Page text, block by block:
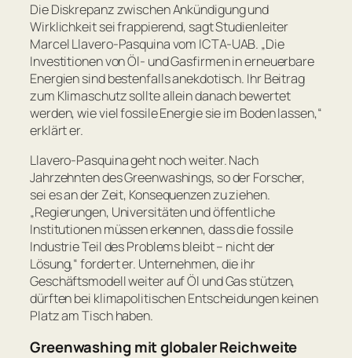
Die Diskrepanz zwischen Ankündigung und
Wirklichkeit sei frappierend, sagt Studienleiter
Marcel Llavero-Pasquina vom ICTA-UAB. „Die
Investitionen von Öl- und Gasfirmen in erneuerbare
Energien sind bestenfalls anekdotisch. Ihr Beitrag
zum Klimaschutz sollte allein danach bewertet
werden, wie viel fossile Energie sie im Boden lassen,“
erklärt er.
Llavero-Pasquina geht noch weiter. Nach
Jahrzehnten des Greenwashings, so der Forscher,
sei es an der Zeit, Konsequenzen zu ziehen.
„Regierungen, Universitäten und öffentliche
Institutionen müssen erkennen, dass die fossile
Industrie Teil des Problems bleibt – nicht der
Lösung,“fordert er. Unternehmen, die ihr
Geschäftsmodell weiter auf Öl und Gas stützen,
dürften bei klimapolitischen Entscheidungen keinen
Platz am Tisch haben.
Greenwashing mit globaler Reichweite